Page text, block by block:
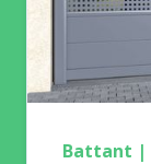
Battant |